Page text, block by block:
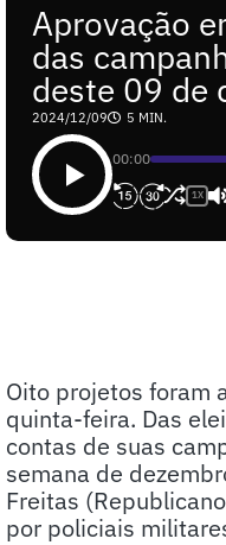
Aprovação
das
deste 09 de
2024/12/09 5 MIN.
00:00
1X
Oito projetos foram
quinta-feira. Das
contas de suas
semana de
Freitas
por policiais